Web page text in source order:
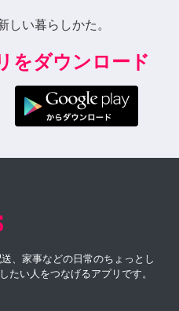
しい暮らしかた。
をダウンロード
、家事などの日常のちょっとし
たい人をつなげるアプリです。